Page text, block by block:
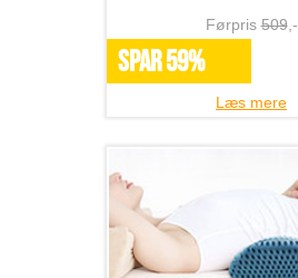
Førpris509,-
SPAR 59%
Læs mere